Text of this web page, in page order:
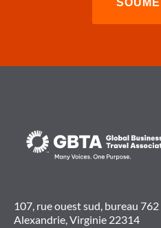
107, rue ouest sud, bureau 762
Alexandrie, Virginie 22314